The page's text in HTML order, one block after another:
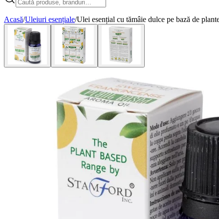
Acasă/Uleiuri esențiale/Ulei esențial cu tămâie dulce pe bază de